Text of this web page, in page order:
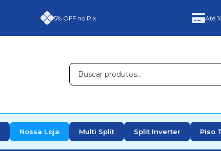
5% OFF no Pix Até
Nossa Loja Multi Split Split Inverter Piso